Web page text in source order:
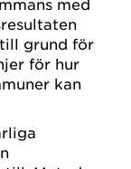
med
grund för
för hur
kan